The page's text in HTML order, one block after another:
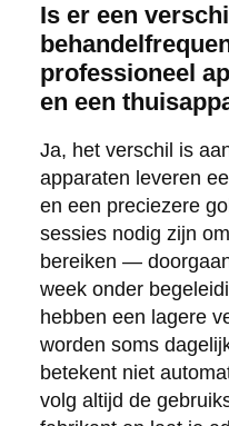
Is er een
professioneel
en een
Ja, het verschil is
apparaten leveren
en een preciezere
sessies nodig zijn
bereiken —
week onder
hebben een lagere
worden soms
betekent niet
volg altijd de